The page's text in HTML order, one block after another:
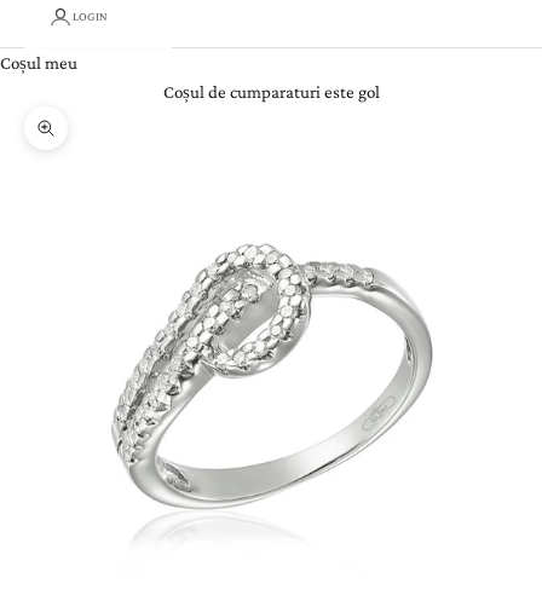
LOGIN
Coșul meu
Coșul de cumparaturi este gol
Zoom